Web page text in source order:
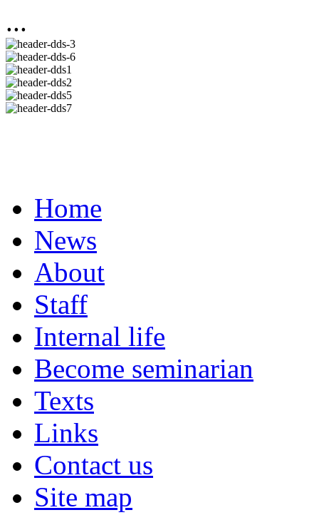
...
Home
News
About
Staff
Internal life
Become seminarian
Texts
Links
Contact us
Site map